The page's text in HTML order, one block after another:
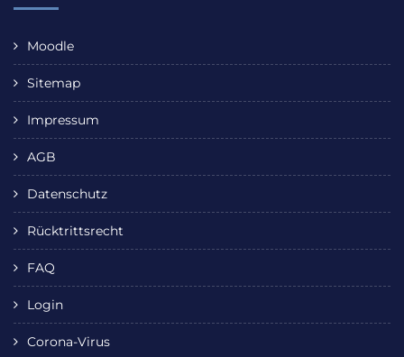
Moodle
Sitemap
Impressum
AGB
Datenschutz
Rücktrittsrecht
FAQ
Login
Corona-Virus